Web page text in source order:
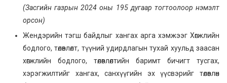
(Засгийн газрын 2024 оны 195 дугаар тогтоолоор нэмэлт
орсон)
Жендэрийн тэгш байдлыг хангах арга хэмжээг Хөгжлийн
бодлого, төлөвлөлт, түүний удирдлагын тухай хуульд заасан
хөгжлийн бодлого, төлөвлөлтийн баримт бичигт тусгах,
хэрэгжилтийг хангах, санхүүгийн эх үүсвэрийг төлөвлөн